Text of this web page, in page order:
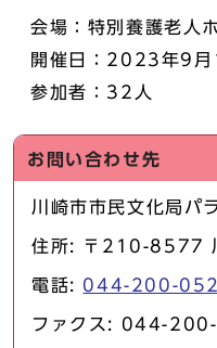
会場：特別養護老人
開催日：2023年9月
参加者：32人
お問い合わせ先
川崎市市民文化局パ
住所: 〒210-8577
電話: 044-200-
ファクス: 044-